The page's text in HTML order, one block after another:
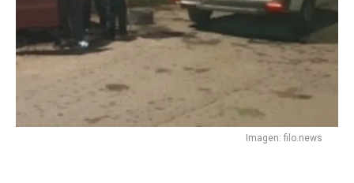
Imagen: filo.news